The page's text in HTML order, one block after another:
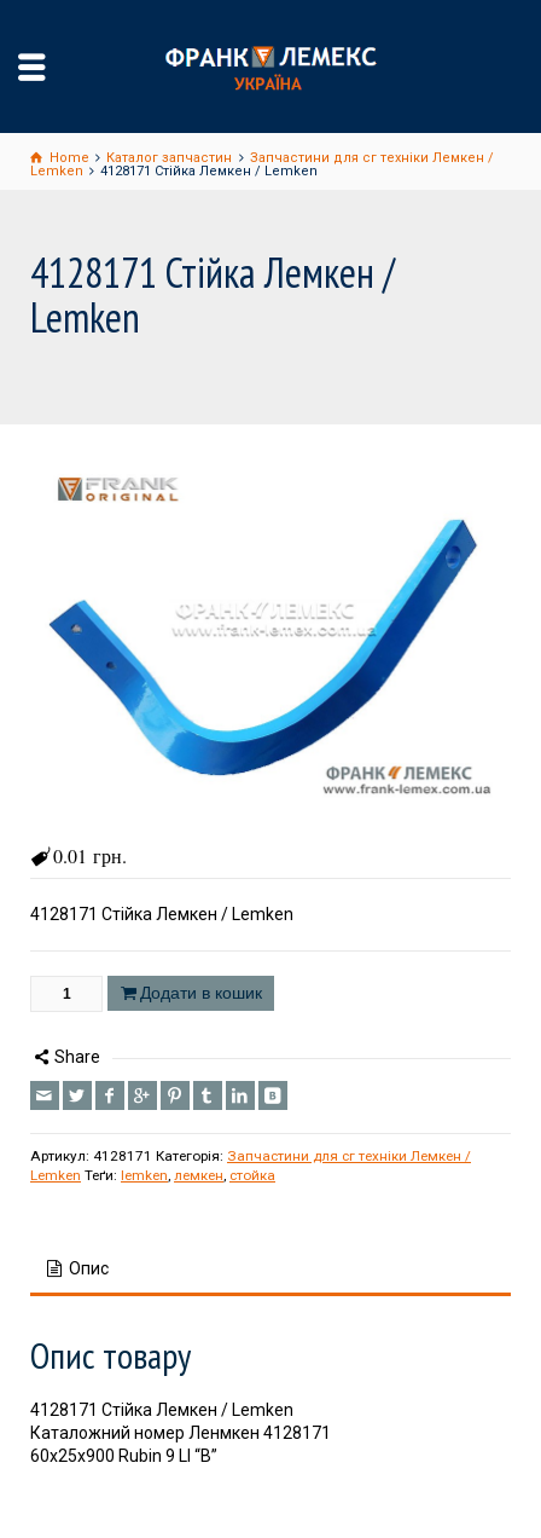
Home Каталог запчастин
Запчастини для сг техніки Лемкен /
Lemken
4128171 Стійка Лемкен / Lemken
4128171 Стійка Лемкен /
Lemken
0.01 грн.
4128171 Стійка Лемкен / Lemken
Додати в кошик
Share
Артикул: 4128171 Категорія: Запчастини для сг техніки Лемкен /
Lemken Теґи: lemken, лемкен, стойка
Опис
Опис товару
4128171 Стійка Лемкен / Lemken
Каталожний номер Ленмкен 4128171
60х25х900 Rubin 9 LI “B”